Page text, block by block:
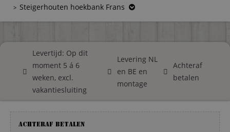
Steigerhouten hoekbank Frans
Levertijd: Op dit
moment 5 á 6
weken, excl.
vakantiesluiting
Levering NL
en BE en
montage
Achteraf
betalen
Achteraf betalen